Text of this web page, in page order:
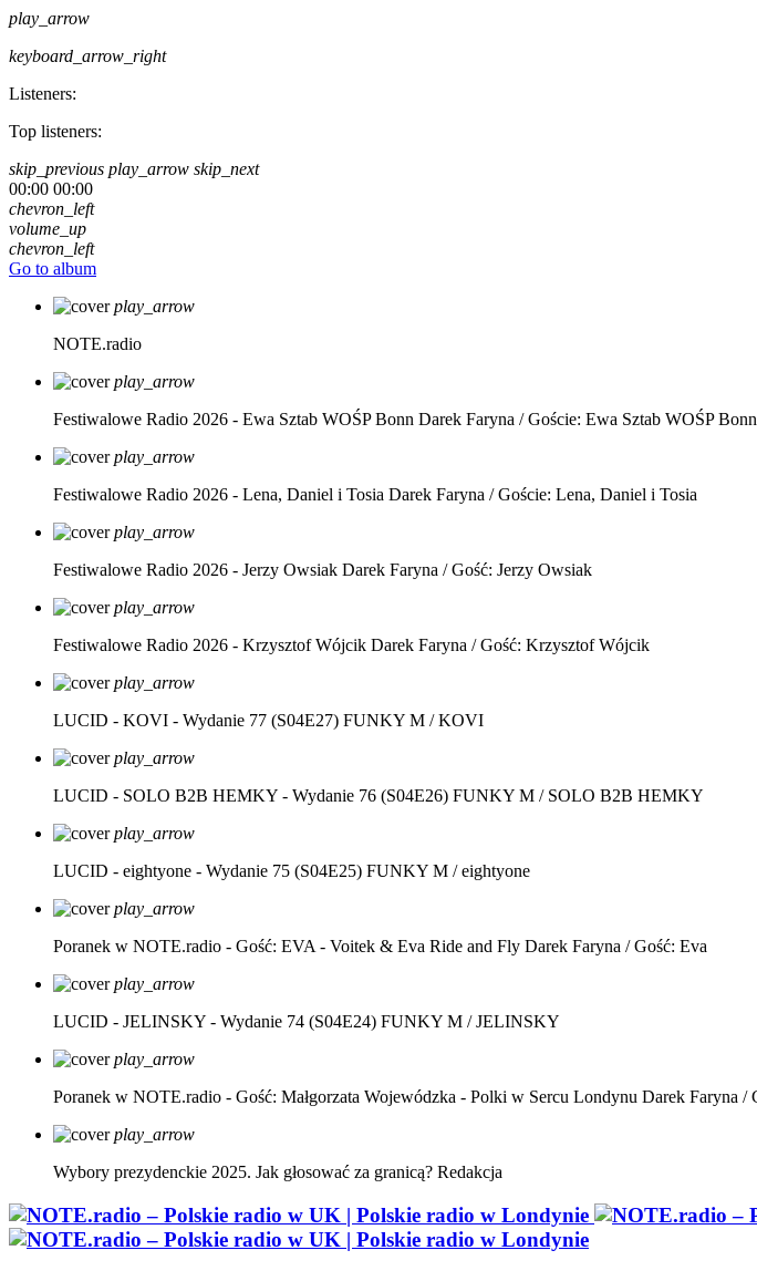
play_arrow
keyboard_arrow_right
Listeners:
Top listeners:
skip_previous play_arrow skip_next
00:00 00:00
chevron_left
volume_up
chevron_left
Go to album
play_arrow
NOTE.radio
play_arrow
Festiwalowe Radio 2026 - Ewa Sztab WOŚP Bonn Darek Faryna / Goście: Ewa Sztab WOŚP Bonn
play_arrow
Festiwalowe Radio 2026 - Lena, Daniel i Tosia Darek Faryna / Goście: Lena, Daniel i Tosia
play_arrow
Festiwalowe Radio 2026 - Jerzy Owsiak Darek Faryna / Gość: Jerzy Owsiak
play_arrow
Festiwalowe Radio 2026 - Krzysztof Wójcik Darek Faryna / Gość: Krzysztof Wójcik
play_arrow
LUCID - KOVI - Wydanie 77 (S04E27) FUNKY M / KOVI
play_arrow
LUCID - SOLO B2B HEMKY - Wydanie 76 (S04E26) FUNKY M / SOLO B2B HEMKY
play_arrow
LUCID - eightyone - Wydanie 75 (S04E25) FUNKY M / eightyone
play_arrow
Poranek w NOTE.radio - Gość: EVA - Voitek & Eva Ride and Fly Darek Faryna / Gość: Eva
play_arrow
LUCID - JELINSKY - Wydanie 74 (S04E24) FUNKY M / JELINSKY
play_arrow
Poranek w NOTE.radio - Gość: Małgorzata Wojewódzka - Polki w Sercu Londynu Darek Faryna /
play_arrow
Wybory prezydenckie 2025. Jak głosować za granicą? Redakcja